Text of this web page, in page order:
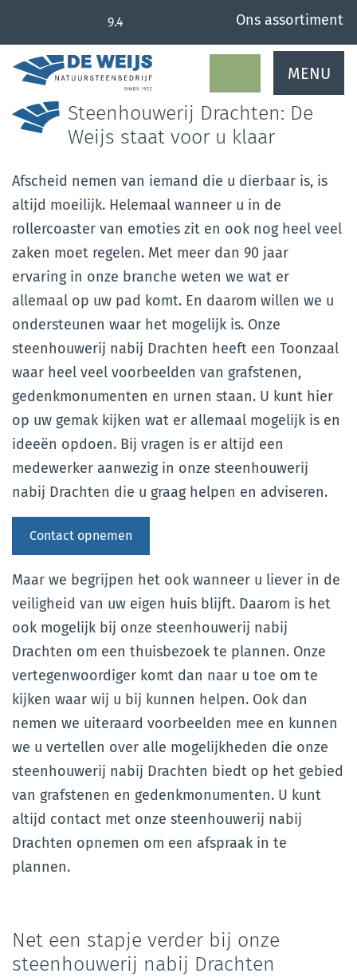
9.4 Ons assortiment
MENU
Steenhouwerij Drachten: De
Weijs staat voor u klaar
Afscheid nemen van iemand die u dierbaar is, is
altijd moeilijk. Helemaal wanneer u in de
rollercoaster van emoties zit en ook nog heel veel
zaken moet regelen. Met meer dan 90 jaar
ervaring in onze branche weten we wat er
allemaal op uw pad komt. En daarom willen we u
ondersteunen waar het mogelijk is. Onze
steenhouwerij nabij Drachten heeft een Toonzaal
waar heel veel voorbeelden van grafstenen,
gedenkmonumenten en urnen staan. U kunt hier
op uw gemak kijken wat er allemaal mogelijk is en
ideeën opdoen. Bij vragen is er altijd een
medewerker aanwezig in onze steenhouwerij
nabij Drachten die u graag helpen en adviseren.
Contact opnemen
Maar we begrijpen het ook wanneer u liever in de
veiligheid van uw eigen huis blijft. Daarom is het
ook mogelijk bij onze steenhouwerij nabij
Drachten om een thuisbezoek te plannen. Onze
vertegenwoordiger komt dan naar u toe om te
kijken waar wij u bij kunnen helpen. Ook dan
nemen we uiteraard voorbeelden mee en kunnen
we u vertellen over alle mogelijkheden die onze
steenhouwerij nabij Drachten biedt op het gebied
van grafstenen en gedenkmonumenten. U kunt
altijd contact met onze steenhouwerij nabij
Drachten opnemen om een afspraak in te
plannen.
Net een stapje verder bij onze
steenhouwerij nabij Drachten